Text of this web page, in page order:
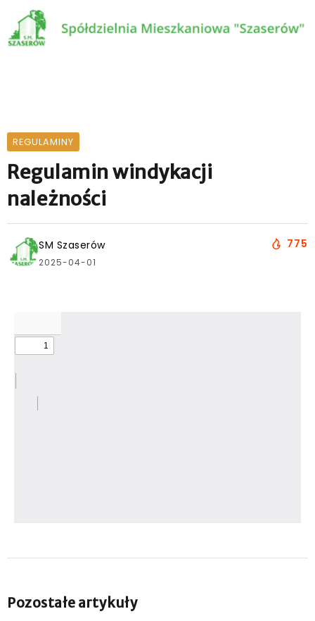
REGULAMINY
Regulamin windykacji
należności
SM Szaserów
2025-04-01
775
Pozostałe artykuły